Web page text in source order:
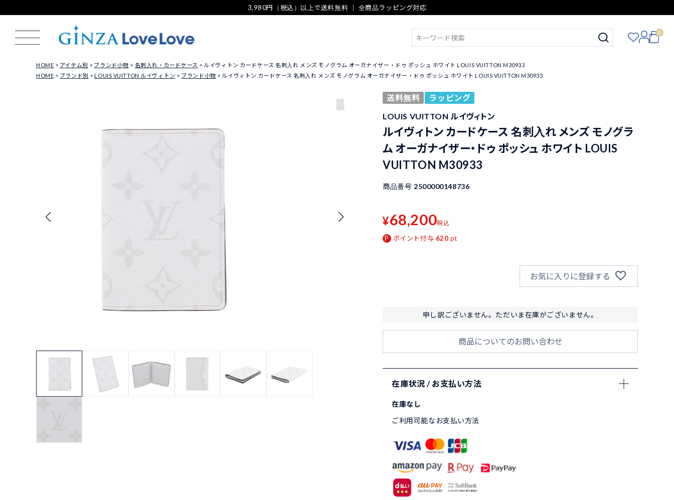
3,980円（税込）以上で送料無料 ｜ 全商品ラッピング対応
0
HOME アイテム別 ブランド小物 名刺入れ・カードケース
ルイヴィトン カードケース 名刺入れ メンズ モノグラム オーガナイザー・ドゥ ポッシュ ホワイト LOUIS VUITTON M30933
HOME
ブランド別 LOUIS VUITTON ルイヴィトン ブランド小物 ルイヴィトン カードケース 名刺入れ メンズ モノグラム オーガナイザー・ドゥ ポッシュ ホワイト LOUIS VUITTON M30933
送料無料
ラッピング
LOUIS VUITTON ルイヴィトン
ルイヴィトン カードケース 名刺入れ メンズ モノグラ
ム オーガナイザー・ドゥ ポッシュ ホワイト LOUIS
VUITTON M30933
商品番号 2500000148736
¥68,200税込
ポイント付与 620 pt
お気に入りに登録する
申し訳ございません。ただいま在庫がございません。
商品についてのお問い合わせ
在庫状況 / お支払い方法
在庫なし
ご利用可能なお支払い方法